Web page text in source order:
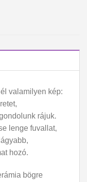
valamilyen kép:
rájuk.
lenge fuvallat,
hozó.
bögre